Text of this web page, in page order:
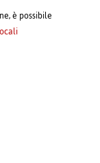
è possibile